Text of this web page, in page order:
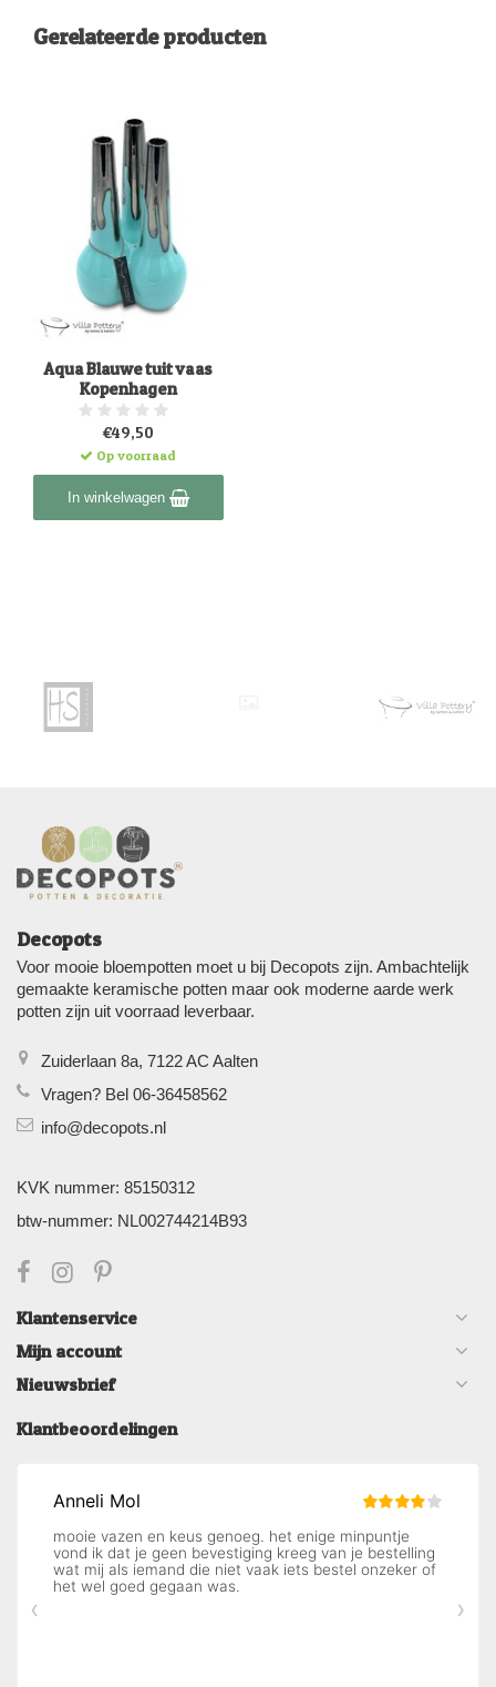
Gerelateerde producten
Aqua Blauwe tuit vaas
Kopenhagen
€49,50
Op voorraad
In winkelwagen
Decopots
Voor mooie bloempotten moet u bij Decopots zijn. Ambachtelijk
gemaakte keramische potten maar ook moderne aarde werk
potten zijn uit voorraad leverbaar.
Zuiderlaan 8a, 7122 AC Aalten
Vragen? Bel 06-36458562
info@decopots.nl
KVK nummer: 85150312
btw-nummer: NL002744214B93
Klantenservice
Mijn account
Nieuwsbrief
Klantbeoordelingen